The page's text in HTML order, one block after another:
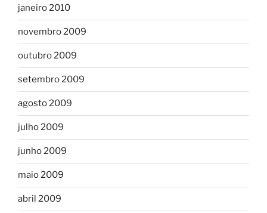
janeiro 2010
novembro 2009
outubro 2009
setembro 2009
agosto 2009
julho 2009
junho 2009
maio 2009
abril 2009